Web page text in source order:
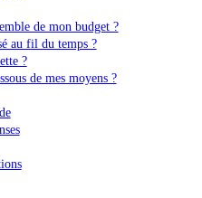
de mon budget ?
au fil du temps ?
?
de mes moyens ?